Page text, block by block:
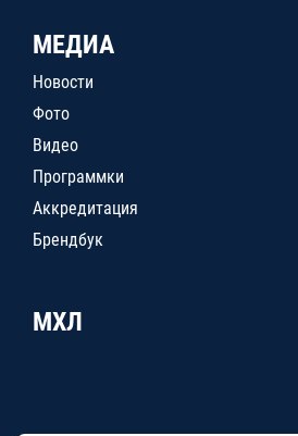
МЕДИА
Новости
Фото
Видео
Программки
Аккредитация
Брендбук
МХЛ